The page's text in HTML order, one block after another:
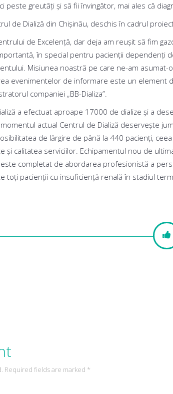
peste greutăți și să fii învingător, mai ales că
de Dializă din Chișinău, deschis în cadrul
de Excelență, dar deja am reușit să fim
în special pentru pacienții dependenți
Misiunea noastră pe care ne-am
evenimentelor de informare este un element
companiei „BB-Dializa”.
a efectuat aproape 17000 de dialize şi a
momentul actual Centrul de Dializă deserveşte
de lărgire de până la 440 pacienţi,
şi calitatea serviciilor. Echipamentul nou de
completat de abordarea profesionistă a
toţi pacienţii cu insuficienţă renală în stadiul
Required fields are marked *